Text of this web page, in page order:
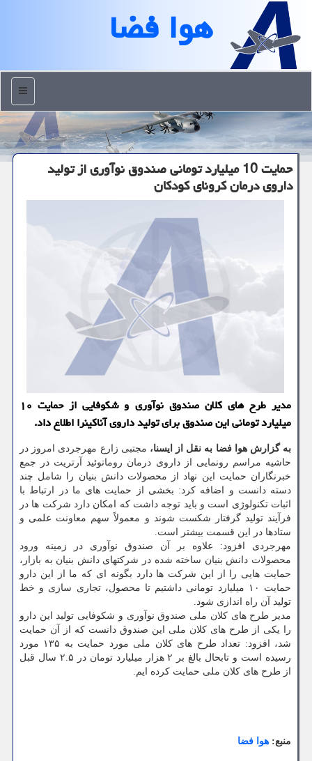
هوا فضا
منو
حمایت 10 میلیارد تومانی صندوق نوآوری از تولید
داروی درمان کرونای کودکان
مدیر طرح های کلان صندوق نوآوری و شکوفایی از حمایت ۱۰
میلیارد تومانی این صندوق برای تولید داروی آناکینرا اطلاع داد.
به گزارش هوا فضا به نقل از ایسنا، مجتبی زارع مهرجردی امروز در
حاشیه مراسم رونمایی از داروی درمان روماتوئید آرتریت در جمع
خبرنگاران حمایت این نهاد از محصولات دانش بنیان را شامل چند
دسته دانست و اضافه کرد: بخشی از حمایت های ما در ارتباط با
اثبات تکنولوژی است و باید توجه داشت که امکان دارد شرکت ها در
فرآیند تولید گرفتار شکست شوند و معمولاً سهم معاونت علمی و
ستادها در این قسمت بیشتر است.
مهرجردی افزود: علاوه بر آن صندوق نوآوری در زمینه ورود
محصولات دانش بنیان ساخته شده در شرکتهای دانش بنیان به بازار،
حمایت هایی را از این شرکت ها دارد بگونه ای که ما از این دارو
حمایت ۱۰ میلیارد تومانی داشتیم تا محصول، تجاری سازی و خط
تولید آن راه اندازی شود.
مدیر طرح های کلان ملی صندوق نوآوری و شکوفایی تولید این دارو
را یکی از طرح های کلان ملی این صندوق دانست که از آن حمایت
شد، افزود: تعداد طرح های کلان ملی مورد حمایت به ۱۳۵ مورد
رسیده است و تابحال بالغ بر ۲ هزار میلیارد تومان در ۲.۵ سال قبل
از طرح های کلان ملی حمایت کرده ایم.
منبع: هوا فضا